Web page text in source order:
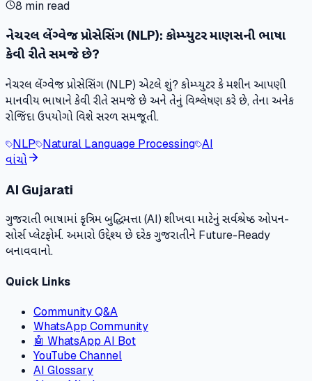
8 min read
નેચરલ લેંગ્વેજ પ્રોસેસિંગ (NLP): કોમ્પ્યુટર માણસની ભાષા
કેવી રીતે સમજે છે?
નેચરલ લેંગ્વેજ પ્રોસેસિંગ (NLP) એટલે શું? કોમ્પ્યુટર કે મશીન આપણી
માનવીય ભાષાને કેવી રીતે સમજે છે અને તેનું વિશ્લેષણ કરે છે, તેના અનેક
રોજિંદા ઉપયોગો વિશે સરળ સમજૂતી.
NLP Natural Language Processing AI
વાંચો
AI Gujarati
ગુજરાતી ભાષામાં કૃત્રિમ બુદ્ધિમત્તા (AI) શીખવા માટેનું સર્વશ્રેષ્ઠ ઓપન-
સોર્સ પ્લેટફોર્મ. અમારો ઉદ્દેશ્ય છે દરેક ગુજરાતીને Future-Ready
બનાવવાનો.
Quick Links
Community Q&A
WhatsApp Community
🤖 WhatsApp AI Bot
YouTube Channel
AI Glossary